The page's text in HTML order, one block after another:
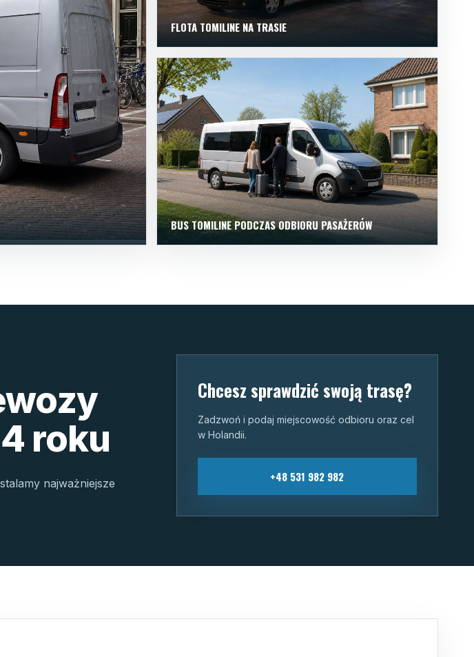
FLOTA TOMILINE NA TRASIE
BUS TOMILINE PODCZAS ODBIORU PASAŻERÓW
roku
najważniejsze
Chcesz sprawdzić swoją trasę?
Zadzwoń i podaj miejscowość odbioru oraz cel
w Holandii.
+48 531 982 982